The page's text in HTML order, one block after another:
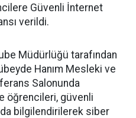
Güvenli İnternet
verildi.
Müdürlüğü tarafından
Hanım Mesleki ve
Salonunda
öğrencileri, güvenli
bilgilendirilerek siber